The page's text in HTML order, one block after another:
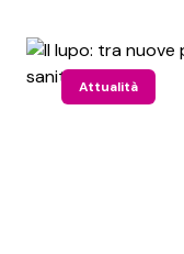
Attualità